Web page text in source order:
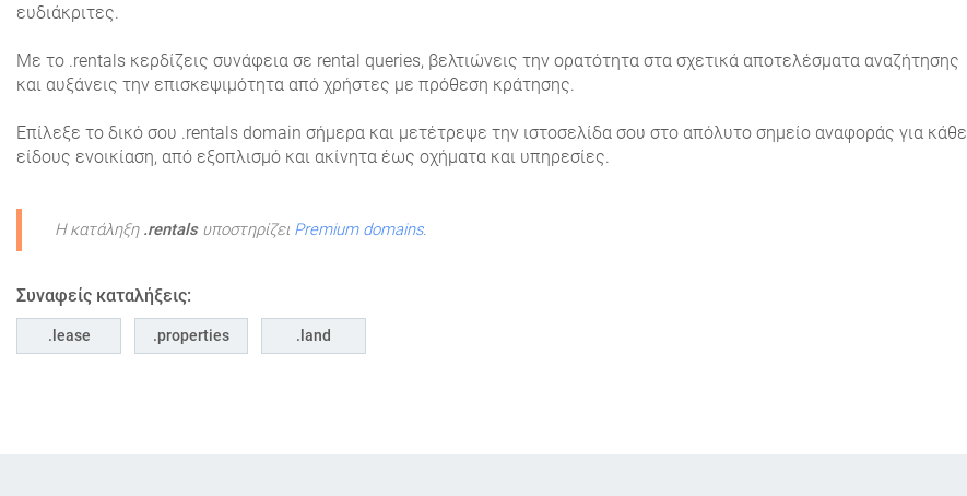
ευδιάκριτες.
Με το .rentals κερδίζεις συνάφεια σε rental queries, βελτιώνεις την ορατότητα στα σχετικά αποτελέσματα αναζήτησης
και αυξάνεις την επισκεψιμότητα από χρήστες με πρόθεση κράτησης.
Επίλεξε το δικό σου .rentals domain σήμερα και μετέτρεψε την ιστοσελίδα σου στο απόλυτο σημείο αναφοράς για κάθε
είδους ενοικίαση, από εξοπλισμό και ακίνητα έως οχήματα και υπηρεσίες.
Η κατάληξη .rentalsυποστηρίζει Premium domains.
Συναφείς καταλήξεις:
lease properties land